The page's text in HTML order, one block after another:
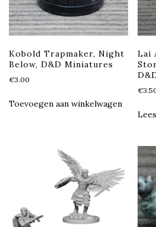
Kobold Trapmaker, Night
Below, D&D Miniatures
€3.00
Toevoegen aan winkelwagen
Lai
€